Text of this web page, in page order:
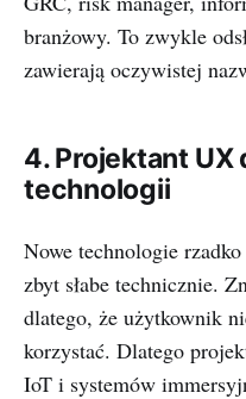
branżowy. To zwykle
zawierają oczywistej
4. Projektant UX
technologii
Nowe technologie
zbyt słabe technicznie.
dlatego, że użytkownik
korzystać. Dlatego
IoT i systemów